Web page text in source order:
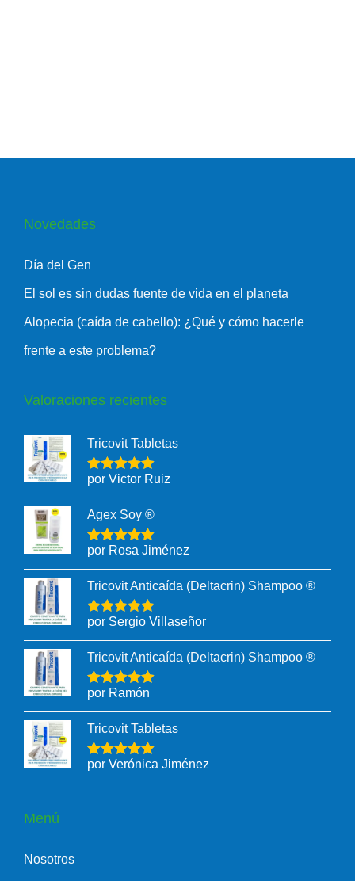
Novedades
Día del Gen
El sol es sin dudas fuente de vida en el planeta
Alopecia (caída de cabello): ¿Qué y cómo hacerle
frente a este problema?
Valoraciones recientes
Tricovit Tabletas
por Victor Ruiz
Agex Soy ®
por Rosa Jiménez
Tricovit Anticaída (Deltacrin) Shampoo ®
por Sergio Villaseñor
Tricovit Anticaída (Deltacrin) Shampoo ®
por Ramón
Tricovit Tabletas
por Verónica Jiménez
Menú
Nosotros